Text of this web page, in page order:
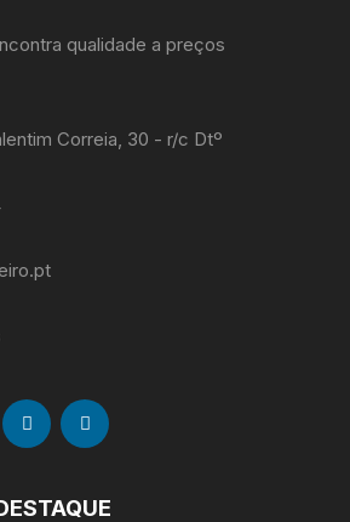
qualidade a preços
Correia, 30 - r/c Dtº